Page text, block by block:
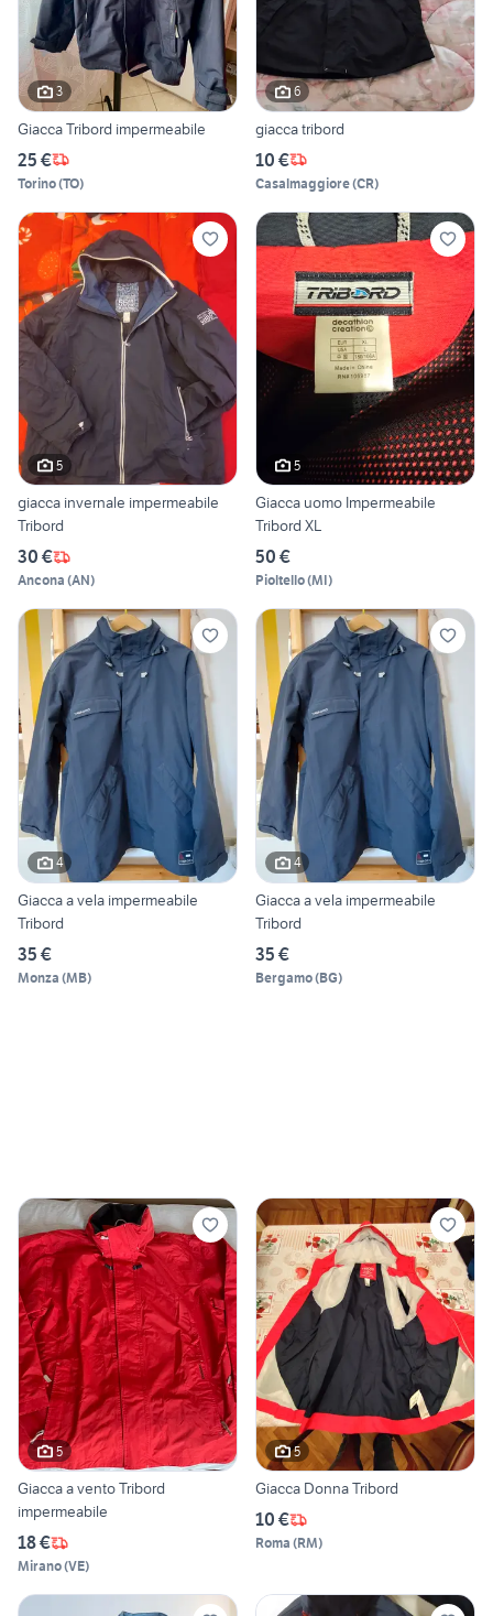
3
Giacca Tribord impermeabile
25 €
Torino(TO)
6
giacca tribord
10 €
Casalmaggiore(CR)
5
giacca invernale impermeabile
Tribord
30 €
Ancona (AN)
5
Giacca uomo Impermeabile
Tribord XL
50 €
Pioltello(MI)
4
Giacca a vela impermeabile
Tribord
35 €
Monza (MB)
4
Giacca a vela impermeabile
Tribord
35 €
Bergamo(BG)
5
Giacca a vento Tribord
impermeabile
18 €
Mirano(VE)
5
Giacca Donna Tribord
10 €
Roma (RM)